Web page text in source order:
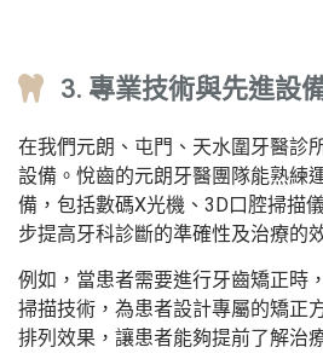
3. 專業技術與先進設
在我們元朗、屯門、天水圍牙醫診
設備。悅齒的元朗牙醫團隊能熟練
備，包括數碼X光機、3D口腔掃描
步提高牙科診斷的準確性及治療的
例如，當患者需要進行牙齒矯正時
掃描技術，為患者設計專屬的矯正
排列效果，讓患者能夠提前了解治